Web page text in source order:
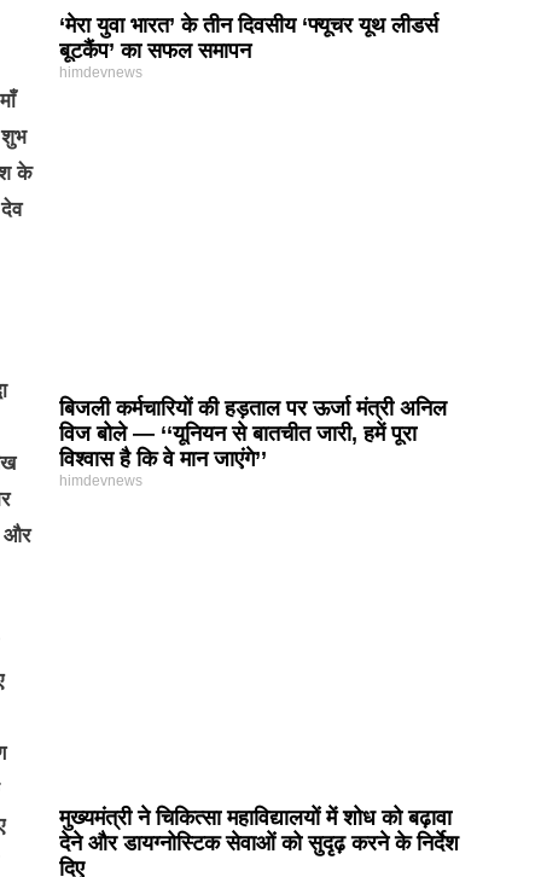
शुभ
के
और
‘मेरा युवा भारत’ के तीन दिवसीय ‘फ्यूचर यूथ लीडर्स
बूटकैंप’ का सफल समापन
himdevnews
बिजली कर्मचारियों की हड़ताल पर ऊर्जा मंत्री अनिल
विज बोले — ‘‘यूनियन से बातचीत जारी, हमें पूरा
विश्वास है कि वे मान जाएंगे’’
himdevnews
मुख्यमंत्री ने चिकित्सा महाविद्यालयों में शोध को बढ़ावा
देने और डायग्नोस्टिक सेवाओं को सुदृढ़ करने के निर्देश
दिए